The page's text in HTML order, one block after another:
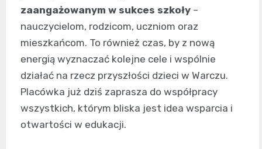
zaangażowanym w sukces szkoły –
nauczycielom, rodzicom, uczniom oraz
mieszkańcom. To również czas, by z nową
energią wyznaczać kolejne cele i wspólnie
działać na rzecz przyszłości dzieci w Warczu.
Placówka już dziś zaprasza do współpracy
wszystkich, którym bliska jest idea wsparcia i
otwartości w edukacji.